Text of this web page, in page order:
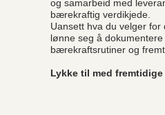
og samarbeid med
bærekraftig verdikjede.
Uansett hva du velger for
lønne seg å
bærekraftsrutiner og
Lykke til med